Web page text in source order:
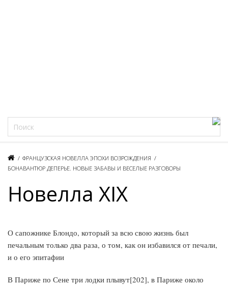
/ ФРАНЦУЗСКАЯ НОВЕЛЛА ЭПОХИ ВОЗРОЖДЕНИЯ /
БОНАВАНТЮР ДЕПЕРЬЕ. НОВЫЕ ЗАБАВЫ И ВЕСЕЛЫЕ РАЗГОВОРЫ
Новелла XIX
О сапожнике Блондо, который за всю свою жизнь был
печальным только два раза, о том, как он избавился от печали,
и о его эпитафии
В Париже по Сене три лодки плывут[202], в Париже около